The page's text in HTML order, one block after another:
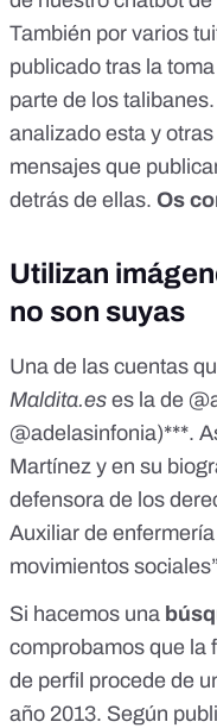
También por varios
publicado tras la
parte de los talibanes.
analizado esta y
mensajes que
detrás de ellas. Os
Utilizan
no son suyas
Una de las cuentas
Maldita.es es la de
@adelasinfonia)***.
Martínez y en su
defensora de los
Auxiliar de
movimientos
Si hacemos una
comprobamos que la
de perfil procede de
año 2013. Según